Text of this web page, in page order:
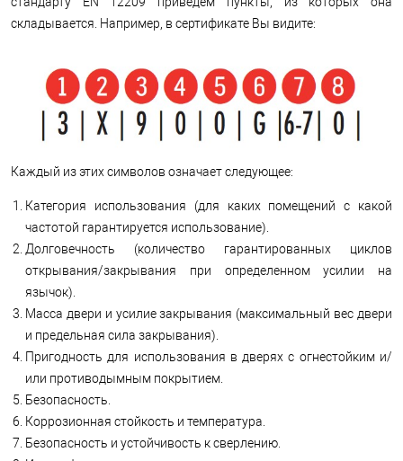
складывается. Например, в сертификате Вы видите:
Каждый из этих символов означает следующее:
Категория использования (для каких помещений с какой
частотой гарантируется использование).
Долговечность (количество гарантированных циклов
открывания/закрывания при определенном усилии на
язычок).
Масса двери и усилие закрывания (максимальный вес двери
и предельная сила закрывания).
Пригодность для использования в дверях с огнестойким и/
или противодымным покрытием.
Безопасность.
Коррозионная стойкость и температура.
Безопасность и устойчивость к сверлению.